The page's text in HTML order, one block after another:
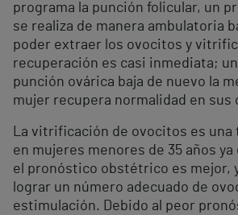
programa la punción folicular, un
se realiza de manera ambulatoria
poder extraer los ovocitos y
recuperación es casi inmediata;
punción ovárica baja de nuevo la
mujer recupera normalidad en sus
La vitrificación de ovocitos es una
en mujeres menores de 35 años ya
el pronóstico obstétrico es mejor,
lograr un número adecuado de
estimulación. Debido al peor